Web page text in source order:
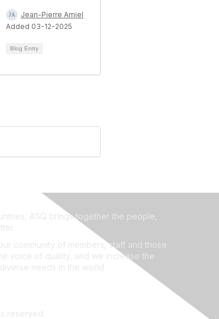
Jean-Pierre Amiel
Added 03-12-2025
Blog Entry
ASQ brings together the people,
community of members, staff and those
voice of quality, and we increase the
needs in the world.
reserved.